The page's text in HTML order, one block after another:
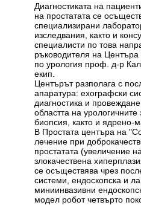
Диагностиката на
на простатата се
специализирани
изследвания, както и
специалисти по това
ръководителя на
по урология проф. д-р
екип.
Центърът разполага с
апаратура: ехографски
диагностика и
областта на
биопсия, както и ядрено-
В Простата центъра на
лечение при
простатата (увеличение
злокачествена
се осъществява чрез
системи, ендоскопска и
миниинвазивни
модел робот четвърто